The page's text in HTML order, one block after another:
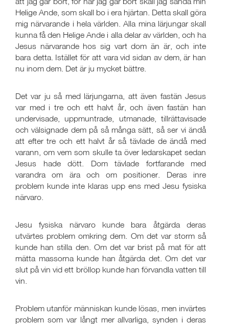
Helige Ande, som skall bo i era hjärtan. Detta skall göra
mig närvarande i hela världen. Alla mina lärjungar skall
kunna få den Helige Ande i alla delar av världen, och ha
Jesus närvarande hos sig vart dom än är, och inte
bara detta. Istället för att vara vid sidan av dem, är han
nu inom dem. Det är ju mycket bättre.
Det var ju så med lärjungarna, att även fastän Jesus
var med i tre och ett halvt år, och även fastän han
undervisade, uppmuntrade, utmanade, tillrättavisade
och välsignade dem på så många sätt, så ser vi ändå
att efter tre och ett halvt år så tävlade de ändå med
varann, om vem som skulle ta över ledarskapet sedan
Jesus hade dött. Dom tävlade fortfarande med
varandra om ära och om positioner. Deras inre
problem kunde inte klaras upp ens med Jesu fysiska
närvaro.
Jesu fysiska närvaro kunde bara åtgärda deras
utvärtes problem omkring dem. Om det var storm så
kunde han stilla den. Om det var brist på mat för att
mätta massorna kunde han åtgärda det. Om det var
slut på vin vid ett bröllop kunde han förvandla vatten till
vin.
Problem utanför människan kunde lösas, men invärtes
problem som var långt mer allvarliga, synden i deras